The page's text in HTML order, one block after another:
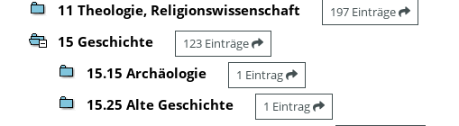
11 Theologie, Religionswissenschaft 197 Einträge
15 Geschichte 123 Einträge
15.15 Archäologie 1 Eintrag
15.25 Alte Geschichte 1 Eintrag